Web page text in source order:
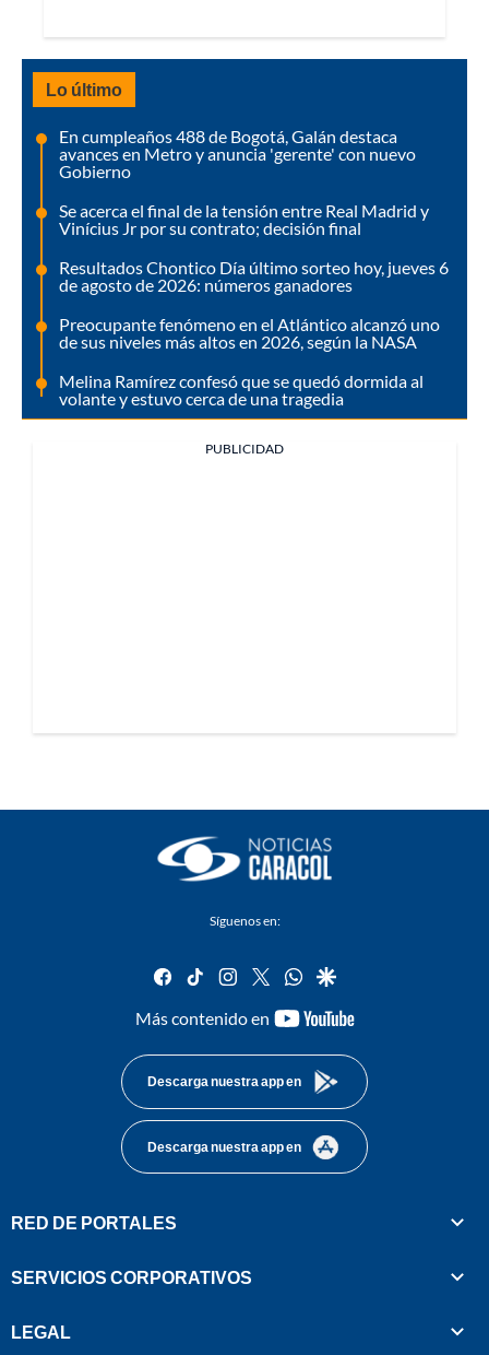
Lo último
En cumpleaños 488 de Bogotá, Galán destaca
avances en Metro y anuncia 'gerente' con nuevo
Gobierno
Se acerca el final de la tensión entre Real Madrid y
Vinícius Jr por su contrato; decisión final
Resultados Chontico Día último sorteo hoy, jueves 6
de agosto de 2026: números ganadores
Preocupante fenómeno en el Atlántico alcanzó uno
de sus niveles más altos en 2026, según la NASA
Melina Ramírez confesó que se quedó dormida al
volante y estuvo cerca de una tragedia
PUBLICIDAD
Síguenos en:
facebook
tiktok instagram
twitterwhatsapp
google
Más contenido en
youtube-
Descarga nuestra app en
Descarga nuestra app en
RED DE PORTALES
SERVICIOS CORPORATIVOS
LEGAL